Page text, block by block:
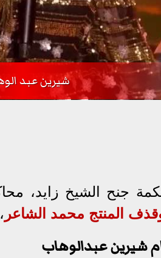
شيرين عبد
جنح الشيخ زايد،
المنتج محمد الشاعر
شيرين عبدالوهاب